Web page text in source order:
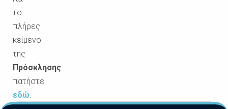
το
πλήρες
κείμενο
της
Πρόσκλησης
πατήστε
εδώ.